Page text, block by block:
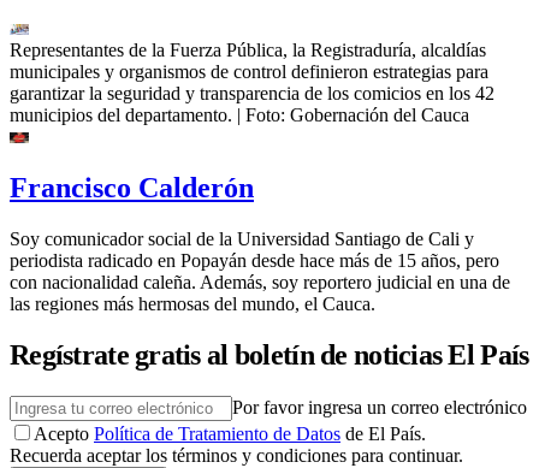
Representantes de la Fuerza Pública, la Registraduría, alcaldías
municipales y organismos de control definieron estrategias para
garantizar la seguridad y transparencia de los comicios en los 42
municipios del departamento. | Foto: Gobernación del Cauca
Francisco Calderón
Soy comunicador social de la Universidad Santiago de Cali y
periodista radicado en Popayán desde hace más de 15 años, pero
con nacionalidad caleña. Además, soy reportero judicial en una de
las regiones más hermosas del mundo, el Cauca.
Regístrate gratis al boletín de noticias El País
Por favor ingresa un correo electrónico
Acepto Política de Tratamiento de Datos de El País.
Recuerda aceptar los términos y condiciones para continuar.